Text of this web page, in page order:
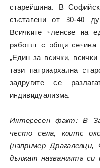
старейшина. В
съставени от 30-40
Всичките членове на
работят с общи
„Един за всички,
тази патриархална
задругите се
индивидуализма.
Интересен факт: В
често села, които
(например
дължат названията си